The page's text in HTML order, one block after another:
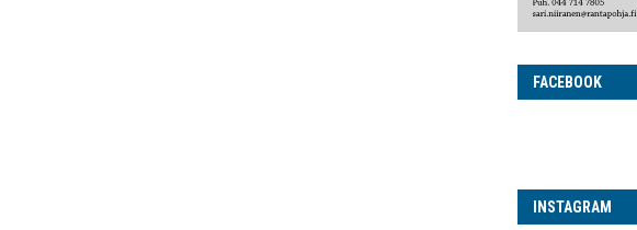
FACE­BOOK
INS­TA­GRAM